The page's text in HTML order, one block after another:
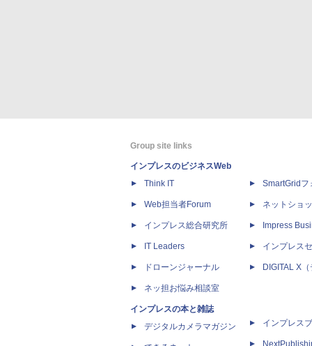
Group site links
インプレスのビジネスWeb
Think IT
Web担当者Forum
インプレス総合研究所
IT Leaders
ドローンジャーナル
ネッ担お悩み相談室
インプレスの本と雑誌
デジタルカメラマガジン
SmartGridフ
ネットショ
Impress
インプレス
DIGITAL X
インプレス